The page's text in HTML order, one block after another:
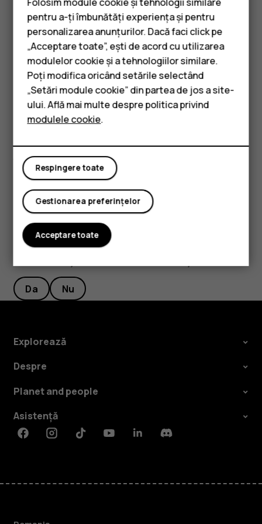
Smartphone-uri
Telefoane clasice
Accesorii
Tablete
intra în cadru? Testați temporizatorul.
AtingețiCameră foto.
Atingeți
. Butonul afișează setarea pentru
temporizator. Pentru a schimba această setare,
atingeți-l din nou.
Selectați durata pentru temporizator.
Atingeți panorama_fish_eyeFoto
În aplicația Cameră foto, atingeți
rezoluția dorită.
Da Nu
Explorează
Despre
Planet and people
Asistență
FacebookInstagramTiktokYoutubeLinkedinDiscord
pentru a-ți îmbunătăți experiența și pentru
personalizarea anunțurilor. Dacă faci click pe
„Acceptare toate”, ești de acord cu utilizarea
modulelor cookie și a tehnologiilor similare.
Poți modifica oricând setările selectând
„Setări module cookie” din partea de jos a site-
ului. Află mai multe despre politica privind
modulele cookie.
Respingere toate
Gestionarea preferințelor
Acceptare toate